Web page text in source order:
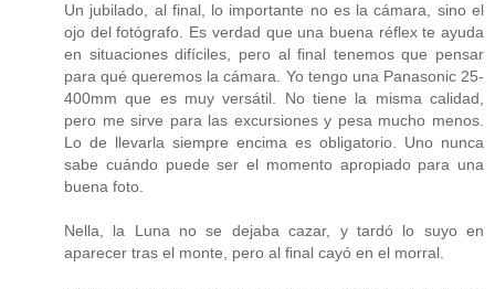
Un jubilado, al final, lo importante no es la cámara, sino el
ojo del fotógrafo. Es verdad que una buena réflex te ayuda
en situaciones difíciles, pero al final tenemos que pensar
para qué queremos la cámara. Yo tengo una Panasonic 25-
400mm que es muy versátil. No tiene la misma calidad,
pero me sirve para las excursiones y pesa mucho menos.
Lo de llevarla siempre encima es obligatorio. Uno nunca
sabe cuándo puede ser el momento apropiado para una
buena foto.
Nella, la Luna no se dejaba cazar, y tardó lo suyo en
aparecer tras el monte, pero al final cayó en el morral.